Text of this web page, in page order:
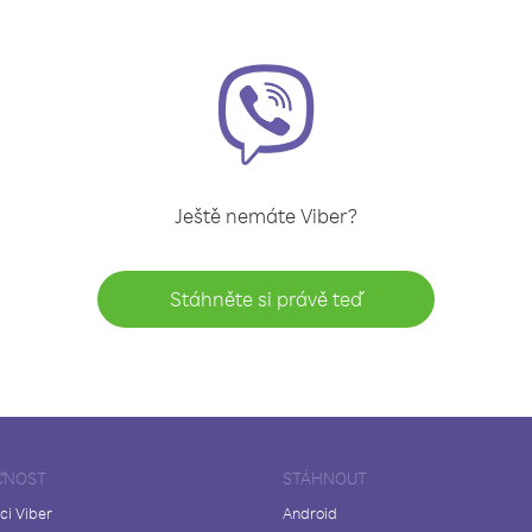
Ještě nemáte Viber?
Stáhněte si právě teď
Viber
STÁHNOUT
Android